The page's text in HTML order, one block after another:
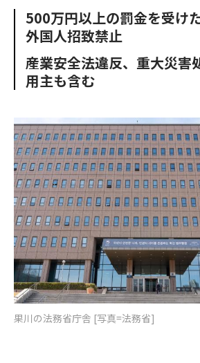
o
o
k
e
r
500万円以上の罰金を受け
外国人招致禁止
産業安全法違反、重大災害
用主も含む
果川の法務省庁舎 [写真=法務省]